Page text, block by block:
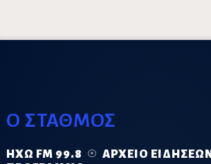
Ο ΣΤΑΘΜΟΣ
ΗΧΏ FM 99.8
ΑΡΧΕΊΟ ΕΙΔΉΣΕΩΝ